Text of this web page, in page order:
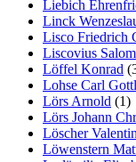
Liebich
Linck
Lisco Friedrich
Liscovius
Löffel Konrad
Lohse Carl
Lörs Arnold (1)
Lörs Johann
Löscher
Löwenstern